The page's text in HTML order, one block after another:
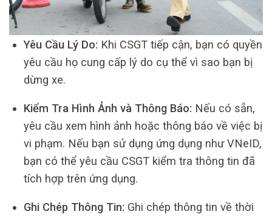
Yêu Cầu Lý Do: Khi CSGT tiếp cận, bạn có quyền
yêu cầu họ cung cấp lý do cụ thể vì sao bạn bị
dừng xe.
Kiểm Tra Hình Ảnh và Thông Báo: Nếu có sẵn,
yêu cầu xem hình ảnh hoặc thông báo về việc bị
vi phạm. Nếu bạn sử dụng ứng dụng như VNeID,
bạn có thể yêu cầu CSGT kiểm tra thông tin đã
tích hợp trên ứng dụng.
Ghi Chép Thông Tin: Ghi chép thông tin về thời